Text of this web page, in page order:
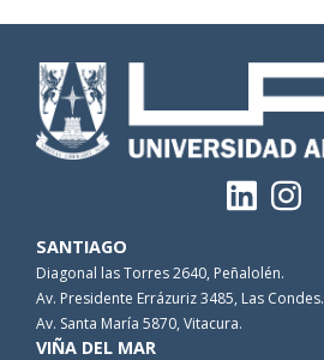
SANTIAGO
Diagonal las Torres 2640, Peñalolén.
Av. Presidente Errázuriz 3485, Las Condes.
Av. Santa María 5870, Vitacura.
VIÑA DEL MAR